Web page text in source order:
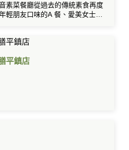
素菜餐廳從過去的傳統素食再度
輕朋友口味的A 餐、愛美女士們
平鎮店